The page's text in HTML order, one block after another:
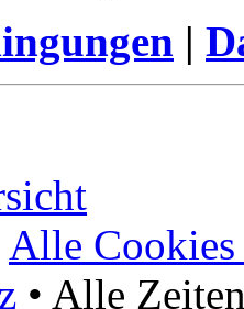
|
Alle Cookies
• Alle